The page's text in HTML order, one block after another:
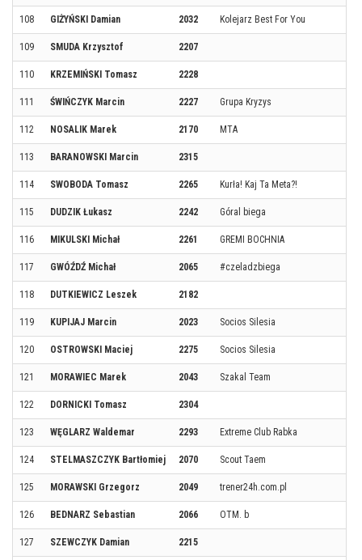
108 GIŻYŃSKI Damian 2032 Kolejarz Best For You
109 SMUDA Krzysztof 2207
110 KRZEMIŃSKI Tomasz 2228
111 ŚWIŃCZYK Marcin 2227 Grupa Kryzys
112 NOSALIK Marek 2170 MTA
113 BARANOWSKI Marcin 2315
114 SWOBODA Tomasz 2265 Kurła! Kaj Ta Meta?!
115 DUDZIK Łukasz 2242 Góral biega
116 MIKULSKI Michał 2261 GREMI BOCHNIA
117 GWÓŹDŹ Michał 2065 #czeladzbiega
118 DUTKIEWICZ Leszek 2182
119 KUPIJAJ Marcin 2023 Socios Silesia
120 OSTROWSKI Maciej 2275 Socios Silesia
121 MORAWIEC Marek 2043 Szakal Team
122 DORNICKI Tomasz 2304
123 WĘGLARZ Waldemar 2293 Extreme Club Rabka
124 STELMASZCZYK Bartłomiej 2070 Scout Taem
125 MORAWSKI Grzegorz 2049 trener24h.com.pl
126 BEDNARZ Sebastian 2066 OTM. b
127 SZEWCZYK Damian 2215